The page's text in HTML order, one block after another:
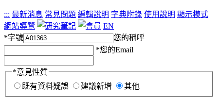
::: 最新消息 常見問題 編輯說明 字典附錄 使用說明 顯示模式
網站導覽
EN
*字號
您的稱呼
*您的Email
*意見性質
既有資料疑誤
建議新增 其他